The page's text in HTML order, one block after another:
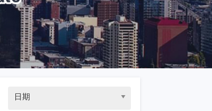
日期